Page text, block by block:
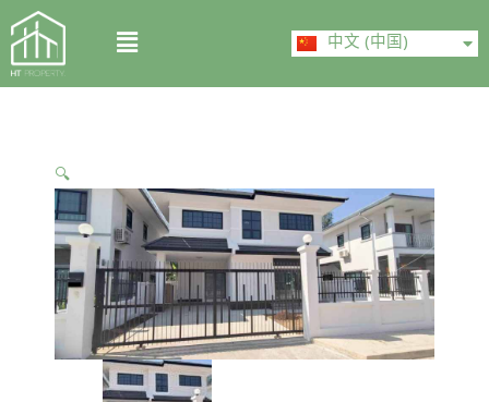
Skip
to
content
Menu 中文 (中国)
English
🔍